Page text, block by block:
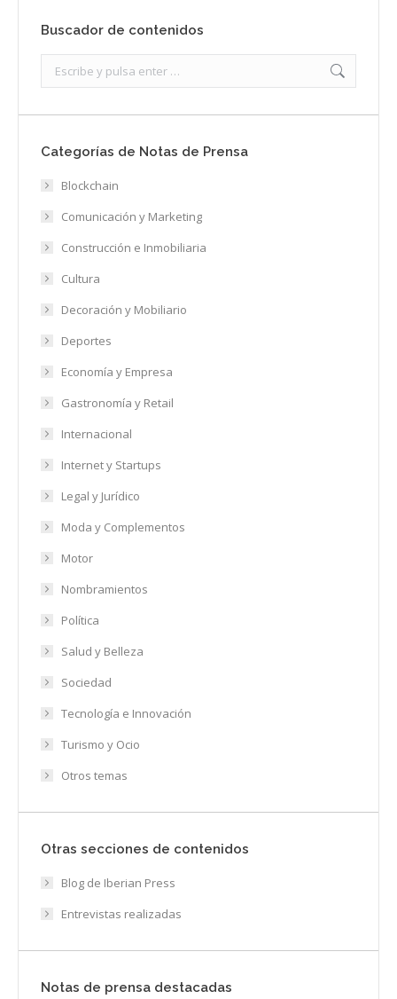
Buscador de contenidos
Categorías de Notas de Prensa
Blockchain
Comunicación y Marketing
Construcción e Inmobiliaria
Cultura
Decoración y Mobiliario
Deportes
Economía y Empresa
Gastronomía y Retail
Internacional
Internet y Startups
Legal y Jurídico
Moda y Complementos
Motor
Nombramientos
Política
Salud y Belleza
Sociedad
Tecnología e Innovación
Turismo y Ocio
Otros temas
Otras secciones de contenidos
Blog de Iberian Press
Entrevistas realizadas
Notas de prensa destacadas